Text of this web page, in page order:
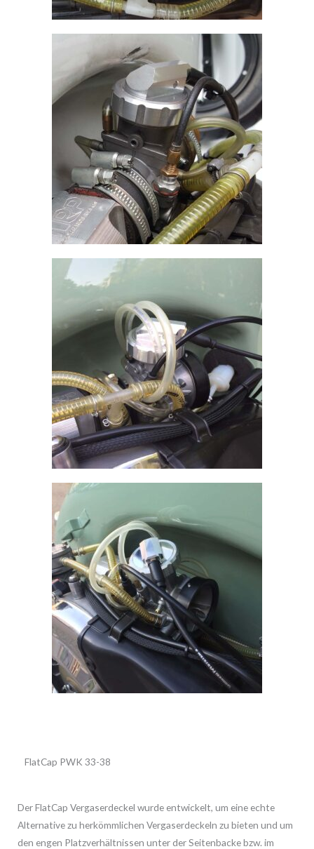
FlatCap PWK 33-38
Der FlatCap Vergaserdeckel wurde entwickelt, um eine echte
Alternative zu herkömmlichen Vergaserdeckeln zu bieten und um
den engen Platzverhältnissen unter der Seitenbacke bzw. im